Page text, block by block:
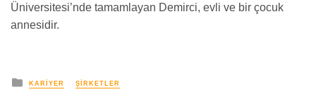
Üniversitesi’nde tamamlayan Demirci, evli ve bir çocuk
annesidir.
yayınlanan
KARIYER ŞIRKETLER